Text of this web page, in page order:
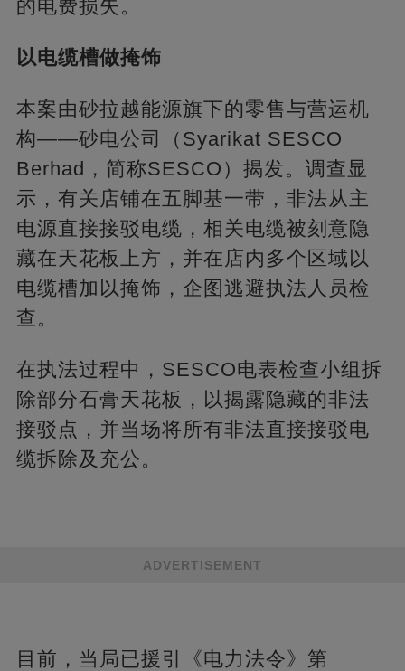
的电费损失。
以电缆槽做掩饰
本案由砂拉越能源旗下的零售与营运机
构——砂电公司（Syarikat SESCO
Berhad，简称SESCO）揭发。调查显
示，有关店铺在五脚基一带，非法从主
电源直接接驳电缆，相关电缆被刻意隐
藏在天花板上方，并在店内多个区域以
电缆槽加以掩饰，企图逃避执法人员检
查。
在执法过程中，SESCO电表检查小组拆
除部分石膏天花板，以揭露隐藏的非法
接驳点，并当场将所有非法直接接驳电
缆拆除及充公。
ADVERTISEMENT
目前，当局已援引《电力法令》第